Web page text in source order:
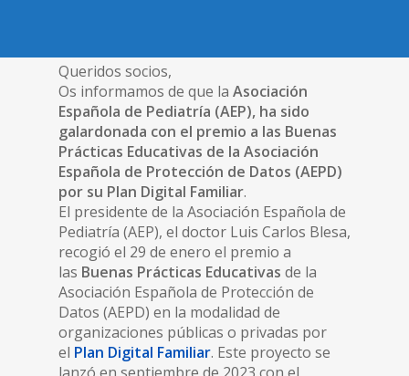
Queridos socios,
Os informamos de que la Asociación
Española de Pediatría (AEP), ha sido
galardonada con el premio a las Buenas
Prácticas Educativas de la Asociación
Española de Protección de Datos (AEPD)
por su Plan Digital Familiar.
El presidente de la Asociación Española de
Pediatría (AEP), el doctor Luis Carlos Blesa,
recogió el 29 de enero el premio a
las Buenas Prácticas Educativas de la
Asociación Española de Protección de
Datos (AEPD) en la modalidad de
organizaciones públicas o privadas por
el Plan Digital Familiar. Este proyecto se